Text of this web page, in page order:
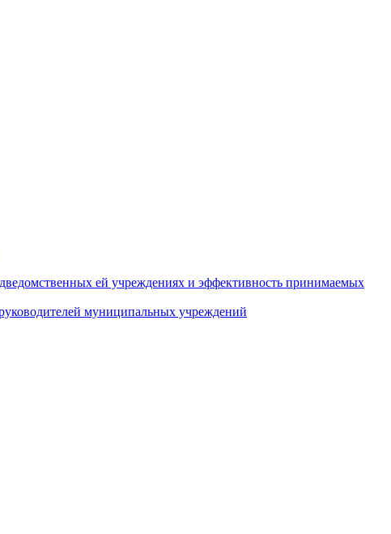
ей учреждениях и эффективность принимаемых
муниципальных учреждений